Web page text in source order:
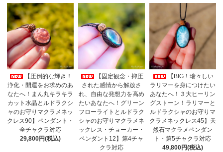
【圧倒的な輝き！
浄化・開運をお求めのあ
なたへ！まん丸キラキラ
カット水晶とルドラクシ
ャのお守りマクラメネッ
クレス90】ペンダント・
全チャクラ対応
29,800円(税込)
【固定観念・抑圧
された感情から解放さ
れ、自由な発想力を高め
たいあなたへ！グリーン
フローライトとルドラク
シャのお守りマクラメネ
ックレス・チョーカー・
ペンダント12】第4チャ
クラ対応
【BIG！瑞々しい
ラリマーを身につけたい
あなたへ！３大ヒーリン
グストーン！ラリマーと
ルドラクシャのお守りマ
クラメネックレス45】天
然石マクラメペンダン
ト・第5チャクラ対応
49,800円(税込)